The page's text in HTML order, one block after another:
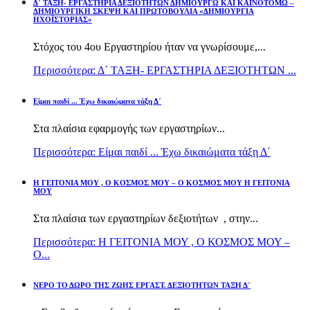
Δ΄ ΤΑΞΗ- ΕΡΓΑΣΤΗΡΙΑ ΔΕΞΙΟΤΗΤΩΝ ΔΗΜΙΟΥΡΓΩ ΚΑΙ ΚΑΙΝΟΤΟΜΩ –
ΔΗΜΙΟΥΡΓΙΚΗ ΣΚΕΨΗ ΚΑΙ ΠΡΩΤΟΒΟΥΛΙΑ «ΔΗΜΙΟΥΡΓΙΑ
ΗΧΟΪΣΤΟΡΙΑΣ»
Στόχος του 4ου Εργαστηρίου ήταν να γνωρίσουμε,...
Περισσότερα: Δ΄ ΤΑΞΗ- ΕΡΓΑΣΤΗΡΙΑ ΔΕΞΙΟΤΗΤΩΝ ...
Είμαι παιδί ... Έχω δικαιώματα τάξη Δ΄
Στα πλαίσια εφαρμογής των εργαστηρίων...
Περισσότερα: Είμαι παιδί ... Έχω δικαιώματα τάξη Δ΄
Η ΓΕΙΤΟΝΙΑ ΜΟΥ , Ο ΚΟΣΜΟΣ ΜΟΥ – Ο ΚΟΣΜΟΣ ΜΟΥ Η ΓΕΙΤΟΝΙΑ
ΜΟΥ
Στα πλαίσια των εργαστηρίων δεξιοτήτων , στην...
Περισσότερα: Η ΓΕΙΤΟΝΙΑ ΜΟΥ , Ο ΚΟΣΜΟΣ ΜΟΥ –
Ο...
ΝΕΡΟ ΤΟ ΔΩΡΟ ΤΗΣ ΖΩΗΣ ΕΡΓΑΣΤ. ΔΕΞΙΟΤΗΤΩΝ ΤΑΞΗ Δ΄